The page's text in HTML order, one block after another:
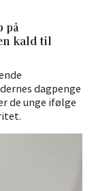
på
kald til
dagpenge
de unge ifølge